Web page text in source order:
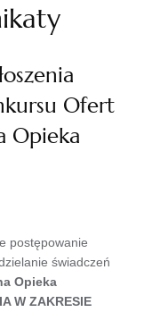
Ofert
Opieka
postępowanie
świadczeń
Opieka
W ZAKRESIE